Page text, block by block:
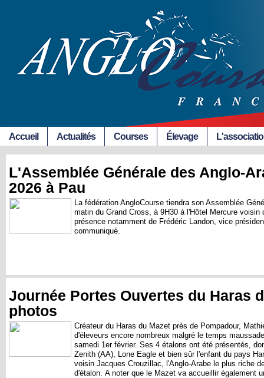
Accueil Actualités Courses Élevage
L'Assemblée Générale des Anglo-
2026 à Pau
La fédération AngloCourse tiendra son Assemblée
matin du Grand Cross, à 9H30 à l'Hôtel Mercure voisin
présence notamment de Frédéric Landon, vice
communiqué.
Journée Portes Ouvertes du Haras
photos
Créateur du Haras du Mazet près de Pompadour,
d'éleveurs encore nombreux malgré le temps
samedi 1er février. Ses 4 étalons ont été présentés,
Zenith (AA), Lone Eagle et bien sûr l'enfant du pays
voisin Jacques Crouzillac, l'Anglo-Arabe le plus riche
d'étalon. A noter que le Mazet va accueillir également